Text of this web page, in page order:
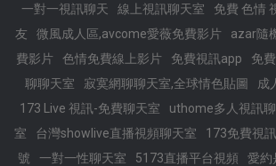
一對一視訊聊天
線上視訊聊天室 免費 色情
友
微風成人區,avcome愛薇免費影片
azar隨
費影片
色情免費線上影片 免費視訊app
免
聊聊天室
寂寞網聊聊天室,全球情色貼圖
成
173 Live 視訊-免費聊天室
uthome多人視訊
室
台灣showlive直播視頻聊天室 173免費視訊
號
一對一性聊天室 5173直播平台視頻 愛約